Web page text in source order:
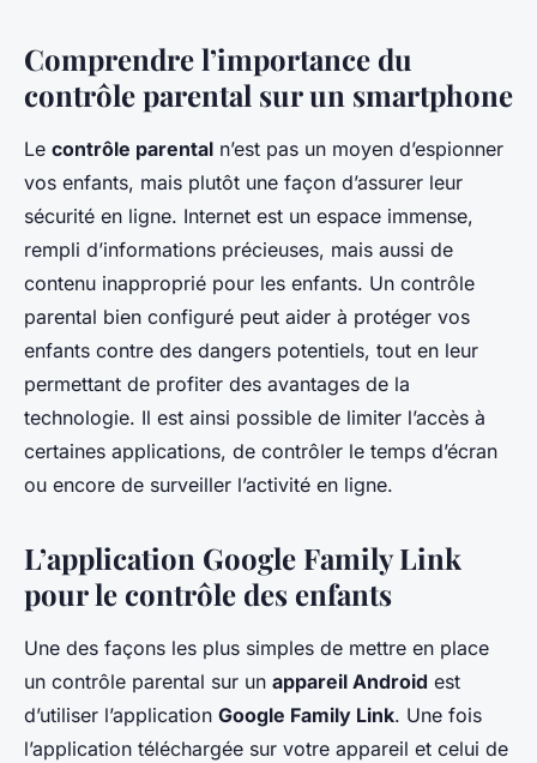
Comprendre l’importance du
contrôle parental sur un smartphone
Le contrôle parental n’est pas un moyen d’espionner
vos enfants, mais plutôt une façon d’assurer leur
sécurité en ligne. Internet est un espace immense,
rempli d’informations précieuses, mais aussi de
contenu inapproprié pour les enfants. Un contrôle
parental bien configuré peut aider à protéger vos
enfants contre des dangers potentiels, tout en leur
permettant de profiter des avantages de la
technologie. Il est ainsi possible de limiter l’accès à
certaines applications, de contrôler le temps d’écran
ou encore de surveiller l’activité en ligne.
L’application Google Family Link
pour le contrôle des enfants
Une des façons les plus simples de mettre en place
un contrôle parental sur un appareil Android est
d’utiliser l’application Google Family Link. Une fois
l’application téléchargée sur votre appareil et celui de